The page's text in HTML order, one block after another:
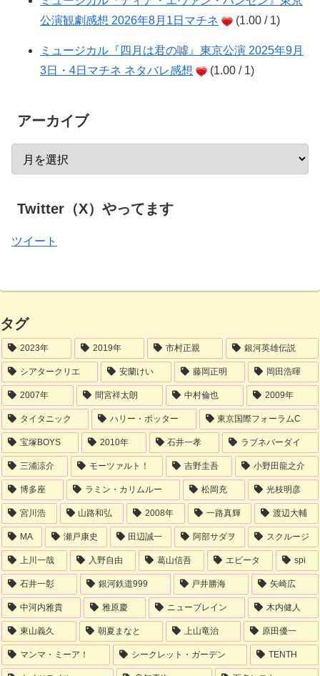
公演観劇感想 2026年8月1日マチネ
(1.00 / 1)
ミュージカル『四月は君の噓』東京公演 2025年9月
3日・4日マチネ ネタバレ感想
(1.00 / 1)
アーカイブ
Twitter（X）やってます
ツイート
タグ
2023年 2019年 市村正親 銀河英雄伝説
シアタークリエ 安蘭けい 藤岡正明 岡田浩暉
2007年 間宮祥太朗 中村倫也 2009年
タイタニック ハリー・ポッター 東京国際フォーラムC
宝塚BOYS 2010年 石井一孝 ラブネバーダイ
三浦涼介 モーツァルト！ 吉野圭吾 小野田龍之介
博多座 ラミン・カリムルー 松岡充 光枝明彦
宮川浩 山路和弘 2008年 一路真輝 渡辺大輔
MA 瀬戸康史 田辺誠一 阿部サダヲ スクルージ
上川一哉 入野自由 葛山信吾 エビータ spi
石井一彰 銀河鉄道999 戸井勝海 矢崎広
中河内雅貴 雅原慶 ニューブレイン 木内健人
東山義久 朝夏まなと 上山竜治 原田優一
マンマ・ミーア！ シークレット・ガーデン TENTH